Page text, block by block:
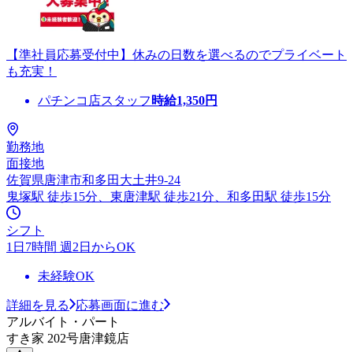
【準社員応募受付中】休みの日数を選べるのでプライベート
も充実！
パチンコ店スタッフ 時給1,350円
勤務地
面接地
佐賀県唐津市和多田大土井9-24
鬼塚駅 徒歩15分、東唐津駅 徒歩21分、和多田駅 徒歩15分
シフト
1日7時間 週2日からOK
未経験OK
詳細を見る
応募画面に進む
アルバイト・パート
すき家 202号唐津鏡店